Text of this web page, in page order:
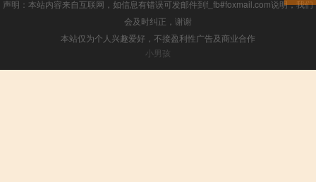
声明：本站内容来自互联网，如信息有错误可发邮件到f_fb#foxmail.com说明，我们
会及时纠正，谢谢
本站仅为个人兴趣爱好，不接盈利性广告及商业合作
小男孩